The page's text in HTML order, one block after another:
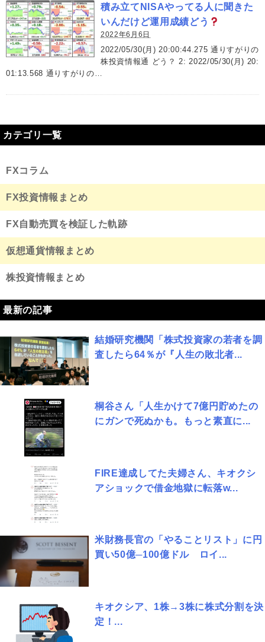
積み立てNISAやってる人に聞きた
いんだけど運用成績どう
2022年6月6日
2022/05/30(月) 20:00:44.275 通りすがりの
株投資情報通 どう？ 2: 2022/05/30(月) 20:
01:13.568 通りすがりの…
カテゴリ一覧
FXコラム
FX投資情報まとめ
FX自動売買を検証した軌跡
仮想通貨情報まとめ
株投資情報まとめ
最新の記事
結婚研究機関「株式投資家の若者を調
査したら64％が『人生の敗北者...
桐谷さん「人生かけて7億円貯めたの
にガンで死ぬかも。もっと素直に...
FIRE達成してた夫婦さん、キオクシ
アショックで借金地獄に転落w...
米財務長官の「やることリスト」に円
買い50億─100億ドル ロイ...
キオクシア、1株→3株に株式分割を決
定！...